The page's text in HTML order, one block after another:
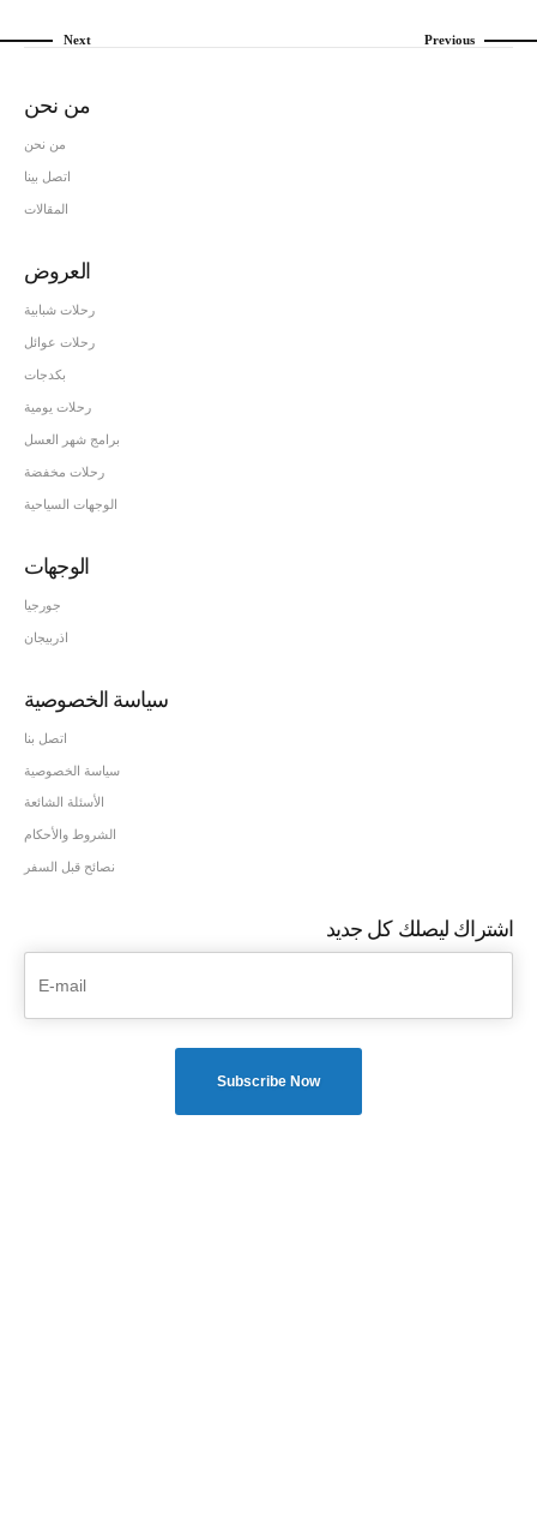
Previous
Next
من نحن
من نحن
اتصل بينا
المقالات
العروض
رحلات شبابية
رحلات عوائل
بكدجات
رحلات يومية
برامج شهر العسل
رحلات مخفضة
الوجهات السياحية
الوجهات
جورجيا
اذربيجان
سياسة الخصوصية
اتصل بنا
سياسة الخصوصية
الأسئلة الشائعة
الشروط والأحكام
نصائح قبل السفر
اشتراك ليصلك كل جديد